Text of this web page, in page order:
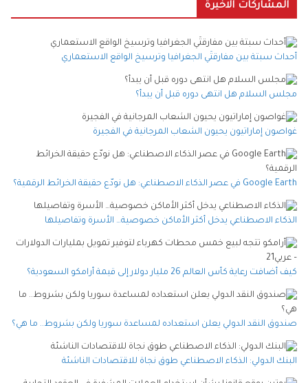
المشاركات الاخيرة
أحداث سبتة بين مفارقتَي الجغرافيا وترسيخ الواقع الاستعماري
مجلس السلام هل انتهى دوره قبل أن يبدأ؟
غواصون إماراتيون يحيون الشعاب المرجانية في الفجيرة
Google Earth في عصر الذكاء الاصطناعي: هل نودّع حقيقة الخرائط الرقمية؟
الذكاء الاصطناعي يدخل أكثر الأماكن خصوصية… الأسرة وتفاصيلها
كيف أضافت رعاية كأس العالم 26 مليار دولار إلى قيمة أرامكو السعودية؟
صندوق النقد الدولي يعلن استعداده لمساعدة سوريا ولكن بشروط.. ما هي؟
البنك الدولي: الذكاء الاصطناعي طوق نجاة للاقتصادات الناشئة